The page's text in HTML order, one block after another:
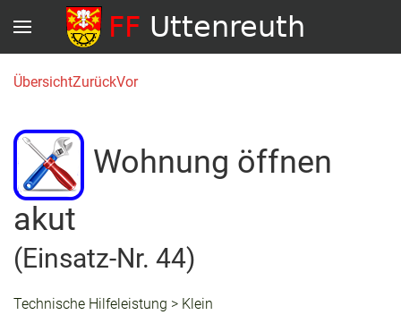
ÜbersichtZurückVor
Wohnung öffnen
akut
(Einsatz-Nr. 44)
Technische Hilfeleistung > Klein